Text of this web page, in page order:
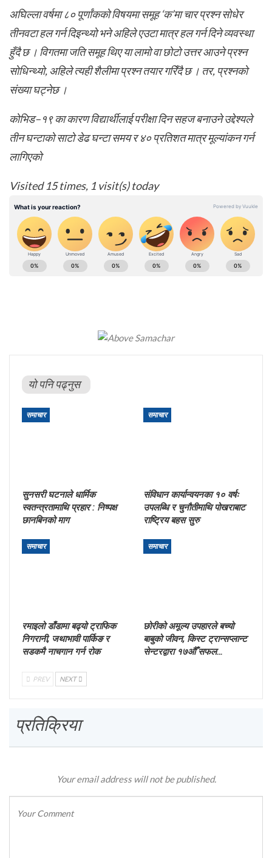
अघिल्ला वर्षमा ८० पूर्णांकको विषयमा समूह ‘क’मा चार प्रश्न सोधेर
तीनवटा हल गर्न दिइन्थ्यो भने अहिले एउटा मात्र हल गर्न दिने व्यवस्था
हुँदै छ । विगतमा जति समूह थिए या लामो वा छोटो उत्तर आउने प्रश्न
सोधिन्थ्यो, अहिले त्यही शैलीमा प्रश्न तयार गरिँदै छ । तर, प्रश्नको
संख्या घट्नेछ ।
कोभिड–१९ का कारण विद्यार्थीलाई परीक्षा दिन सहज बनाउने उद्देश्यले
तीन घन्टाको साटो डेढ घन्टा समय र ४० प्रतिशत मात्र मूल्यांकन गर्न
लागिएको
Visited 15 times, 1 visit(s) today
यो पनि पढ्नुस
समाचार
सुनसरी घटनाले धार्मिक
स्वतन्त्रतामाथि प्रहार : निष्पक्ष
छानबिनको माग
समाचार
संविधान कार्यान्वयनका १० वर्षः
उपलब्धि र चुनौतीमाथि पोखराबाट
राष्ट्रिय बहस सुरु
समाचार
रमाइलो डाँडामा बढ्यो ट्राफिक
निगरानी, जथाभावी पार्किङ र
सडकमै नाचगान गर्न रोक
समाचार
छोरीको अमूल्य उपहारले बच्यो
बाबुको जीवन, किस्ट ट्रान्सप्लान्ट
सेन्टरद्वारा १७औँ सफल…
PREV NEXT
प्रतिक्रिया
Your email address will not be published.